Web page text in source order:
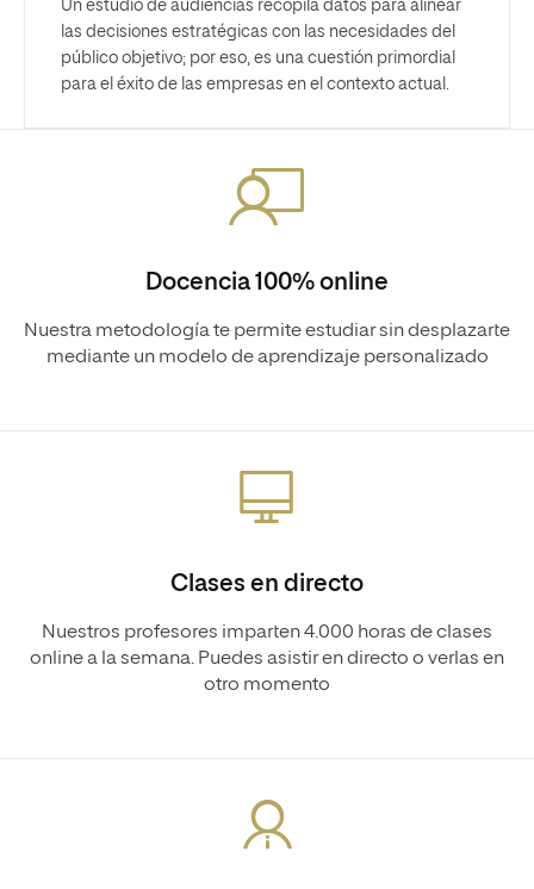
Un estudio de audiencias recopila datos para alinear
las decisiones estratégicas con las necesidades del
público objetivo; por eso, es una cuestión primordial
para el éxito de las empresas en el contexto actual.
Docencia 100% online
Nuestra metodología te permite estudiar sin desplazarte
mediante un modelo de aprendizaje personalizado
Clases en directo
Nuestros profesores imparten 4.000 horas de clases
online a la semana. Puedes asistir en directo o verlas en
otro momento